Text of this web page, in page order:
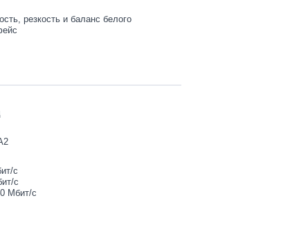
резкость и баланс белого
с
с
Мбит/с